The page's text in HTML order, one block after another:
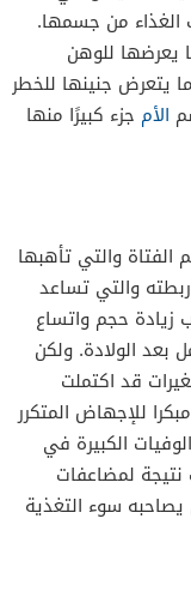
الغذاء من جسمها.
يعرضها للوهن
يتعرض جنينها للخطر
الأم جزء كبيرًا منها
والتي تأهبها
والتي تساعد
زيادة حجم واتساع
بعد الولادة. ولكن
قد اكتملت
للإجهاض المتكرر
الكبيرة في
لمضاعفات
سوء التغذية